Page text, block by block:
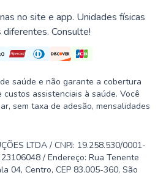
no site e app. Unidades físicas
Consulte!
saúde e não garante a cobertura
assistenciais à saúde. Você
sem taxa de adesão, mensalidades
LTDA / CNPJ: 19.258.530/0001-
/ Endereço: Rua Tenente
04, Centro, CEP 83.005-360, São